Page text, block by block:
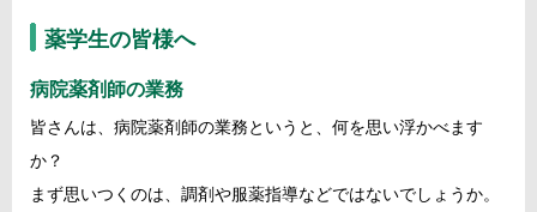
薬学生の皆様へ
病院薬剤師の業務
皆さんは、病院薬剤師の業務というと、何を思い浮かべます
か？
まず思いつくのは、調剤や服薬指導などではないでしょうか。